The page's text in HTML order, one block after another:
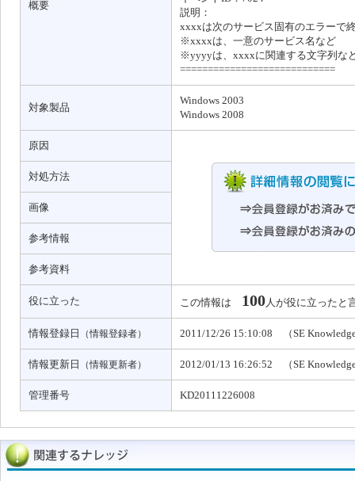
概要
説明：
xxxxは次のサービス固有のエラーで
※xxxxは、一意のサービス名など
※yyyyは、xxxxに関連する文字列な
============================
対象製品
Windows 2003
Windows 2008
原因
対処方法
画像
参考情報
参考資料
役に立った この情報は 100人が役に立った
情報登録日 （情報登録者） 2011/12/26 15:10:08 （SE
情報更新日 （情報更新者） 2012/01/13 16:26:52 （SE
管理番号 KD20111226008